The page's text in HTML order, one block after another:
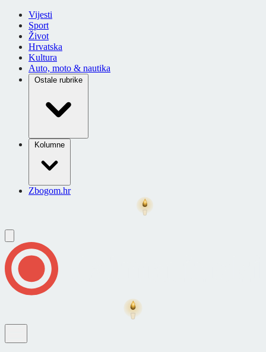
Vijesti
Sport
Život
Hrvatska
Kultura
Auto, moto & nautika
Ostale rubrike
Kolumne
Zbogom.hr